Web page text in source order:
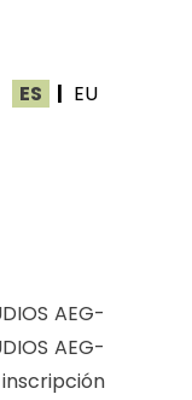
ES | EU
AEG-
AEG-
inscripción